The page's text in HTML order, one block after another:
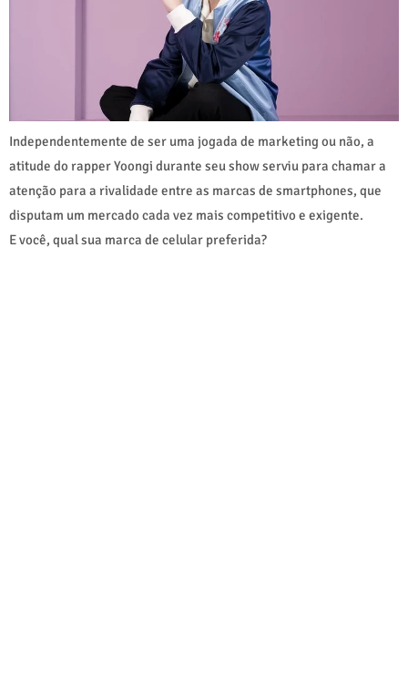
Independentemente de ser uma jogada de marketing ou não, a
atitude do rapper Yoongi durante seu show serviu para chamar a
atenção para a rivalidade entre as marcas de smartphones, que
disputam um mercado cada vez mais competitivo e exigente.
E você, qual sua marca de celular preferida?